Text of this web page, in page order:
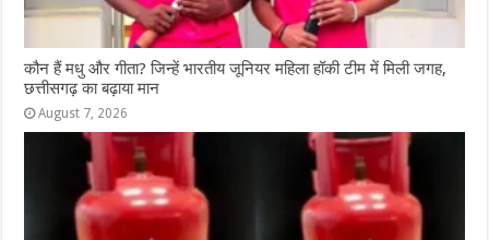
कौन हैं मधु और गीता? जिन्हें भारतीय जूनियर महिला हॉकी टीम में मिली जगह,
छत्तीसगढ़ का बढ़ाया मान
August 7, 2026